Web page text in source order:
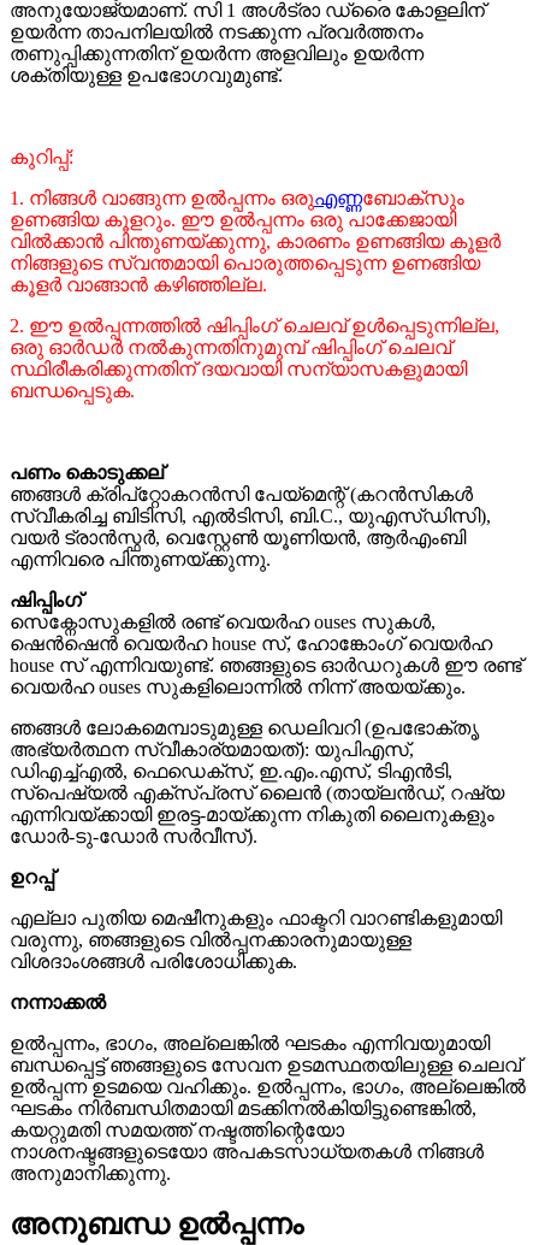
അനുയോജ്യമാണ്. സി 1 അൾട്രാ ഡ്രൈ കോളലിന്
ഉയർന്ന താപനിലയിൽ നടക്കുന്ന പ്രവർത്തനം
തണുപ്പിക്കുന്നതിന് ഉയർന്ന അളവിലും ഉയർന്ന
ശക്തിയുള്ള ഉപഭോഗവുമുണ്ട്.
കുറിപ്പ്:
1. നിങ്ങൾ വാങ്ങുന്ന ഉൽപ്പന്നം ഒരുഎണ്ണബോക്സും
ഉണങ്ങിയ കൂളറും. ഈ ഉൽപ്പന്നം ഒരു പാക്കേജായി
വിൽക്കാൻ പിന്തുണയ്ക്കുന്നു, കാരണം ഉണങ്ങിയ കൂളർ
നിങ്ങളുടെ സ്വന്തമായി പൊരുത്തപ്പെടുന്ന ഉണങ്ങിയ
കൂളർ വാങ്ങാൻ കഴിഞ്ഞില്ല.
2. ഈ ഉൽപ്പന്നത്തിൽ ഷിപ്പിംഗ് ചെലവ് ഉൾപ്പെടുന്നില്ല,
ഒരു ഓർഡർ നൽകുന്നതിനുമുമ്പ് ഷിപ്പിംഗ് ചെലവ്
സ്ഥിരീകരിക്കുന്നതിന് ദയവായി സന്യാസകളുമായി
ബന്ധപ്പെടുക.
പണം കൊടുക്കല്
ഞങ്ങൾ ക്രിപ്റ്റോകറൻസി പേയ്മെന്റ് (കറൻസികൾ
സ്വീകരിച്ച ബിടിസി, എൽടിസി, ബി.C., ​​യുഎസ്ഡിസി),
വയർ ട്രാൻസ്ഫർ, വെസ്റ്റേൺ യൂണിയൻ, ആർഎംബി
എന്നിവരെ പിന്തുണയ്ക്കുന്നു.
ഷിപ്പിംഗ്
സെക്നോസുകളിൽ രണ്ട് വെയർഹ ouses സുകൾ,
ഷെൻഷെൻ വെയർഹ house സ്, ഹോങ്കോംഗ് വെയർഹ
house സ് എന്നിവയുണ്ട്. ഞങ്ങളുടെ ഓർഡറുകൾ ഈ രണ്ട്
വെയർഹ ouses സുകളിലൊന്നിൽ നിന്ന് അയയ്ക്കും.
ഞങ്ങൾ ലോകമെമ്പാടുമുള്ള ഡെലിവറി (ഉപഭോക്തൃ
അഭ്യർത്ഥന സ്വീകാര്യമായത്): യുപിഎസ്,
ഡിഎച്ച്എൽ, ഫെഡെക്സ്, ഇ.എം.എസ്, ടിഎൻടി,
സ്പെഷ്യൽ എക്സ്പ്രസ് ലൈൻ (തായ്ലൻഡ്, റഷ്യ
എന്നിവയ്ക്കായി ഇരട്ട-മായ്ക്കുന്ന നികുതി ലൈനുകളും
ഡോർ-ടു-ഡോർ സർവീസ്).
ഉറപ്പ്
എല്ലാ പുതിയ മെഷീനുകളും ഫാക്ടറി വാറണ്ടികളുമായി
വരുന്നു, ഞങ്ങളുടെ വിൽപ്പനക്കാരനുമായുള്ള
വിശദാംശങ്ങൾ പരിശോധിക്കുക.
നന്നാക്കൽ
ഉൽപ്പന്നം, ഭാഗം, അല്ലെങ്കിൽ ഘടകം എന്നിവയുമായി
ബന്ധപ്പെട്ട് ഞങ്ങളുടെ സേവന ഉടമസ്ഥതയിലുള്ള ചെലവ്
ഉൽപ്പന്ന ഉടമയെ വഹിക്കും. ഉൽപ്പന്നം, ഭാഗം, അല്ലെങ്കിൽ
ഘടകം നിർബന്ധിതമായി മടക്കിനൽകിയിട്ടുണ്ടെങ്കിൽ,
കയറ്റുമതി സമയത്ത് നഷ്ടത്തിന്റെയോ
നാശനഷ്ടങ്ങളുടെയോ അപകടസാധ്യതകൾ നിങ്ങൾ
അനുമാനിക്കുന്നു.
അനുബന്ധ ഉൽപ്പന്നം